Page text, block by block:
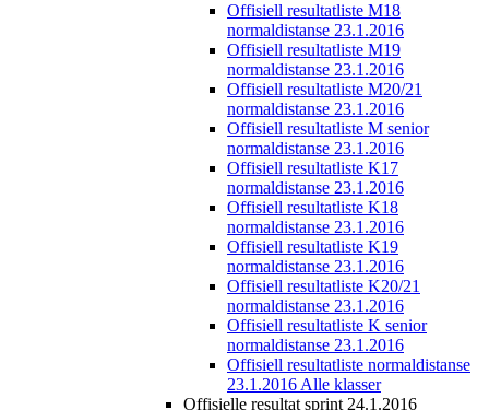
Offisiell resultatliste M18
normaldistanse 23.1.2016
Offisiell resultatliste M19
normaldistanse 23.1.2016
Offisiell resultatliste M20/21
normaldistanse 23.1.2016
Offisiell resultatliste M senior
normaldistanse 23.1.2016
Offisiell resultatliste K17
normaldistanse 23.1.2016
Offisiell resultatliste K18
normaldistanse 23.1.2016
Offisiell resultatliste K19
normaldistanse 23.1.2016
Offisiell resultatliste K20/21
normaldistanse 23.1.2016
Offisiell resultatliste K senior
normaldistanse 23.1.2016
Offisiell resultatliste normaldistanse
23.1.2016 Alle klasser
Offisielle resultat sprint 24.1.2016